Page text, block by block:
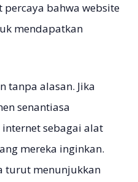
percaya bahwa website
mendapatkan
tanpa alasan. Jika
senantiasa
sebagai alat
mereka inginkan.
turut menunjukkan